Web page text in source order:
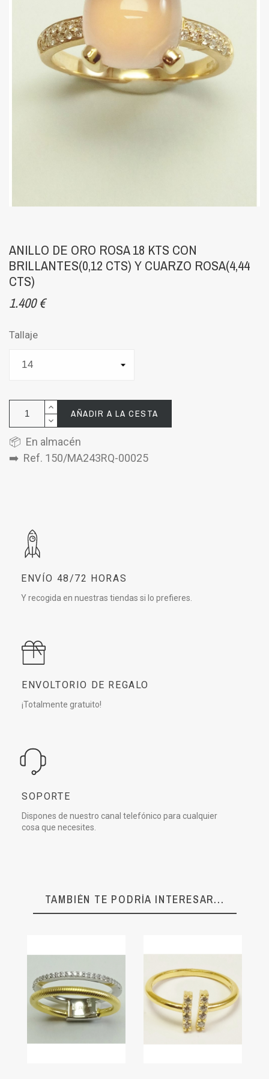
ANILLO DE ORO ROSA 18 KTS CON
BRILLANTES(0,12 CTS) Y CUARZO ROSA(4,44
CTS)
1.400 €
Tallaje
AÑADIR A LA CESTA
📦 En almacén
➡️ Ref. 150/MA243RQ-00025
ENVÍO 48/72 HORAS
Y recogida en nuestras tiendas si lo prefieres.
ENVOLTORIO DE REGALO
¡Totalmente gratuito!
SOPORTE
Dispones de nuestro canal telefónico para cualquier
cosa que necesites.
TAMBIÉN TE PODRÍA INTERESAR...